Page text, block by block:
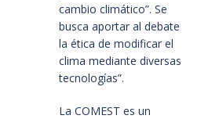
cambio climático”. Se
busca aportar al debate
la ética de modificar el
clima mediante diversas
tecnologías”.
La COMEST es un